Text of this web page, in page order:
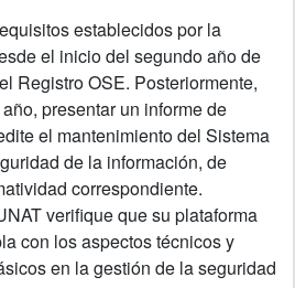
establecidos por la
el inicio del segundo año de
Registro OSE. Posteriormente,
presentar un informe de
el mantenimiento del Sistema
de la información, de
correspondiente.
verifique que su plataforma
con los aspectos técnicos y
en la gestión de la seguridad